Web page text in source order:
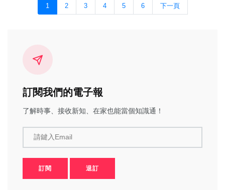
1 2 3 4 5 6 下一頁
訂閱我們的電子報
了解時事、接收新知、在家也能當個知識通！
請鍵入Email
訂閱 退訂